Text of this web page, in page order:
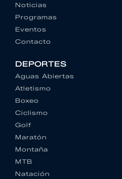
Noticias
Programas
Eventos
Contacto
DEPORTES
Aguas Abiertas
Atletismo
Boxeo
Ciclismo
Golf
Maratón
Montaña
MTB
Natación